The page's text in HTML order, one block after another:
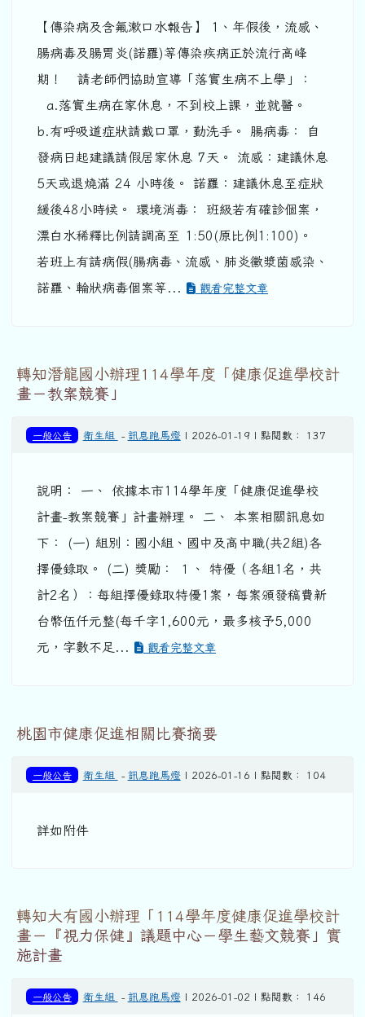
【傳染病及含氟漱口水報告】 1、年假後，流感、
腸病毒及腸胃炎(諾羅)等傳染疾病正於流行高峰
期！ 請老師們協助宣導「落實生病不上學」：
a.落實生病在家休息，不到校上課，並就醫。
b.有呼吸道症狀請戴口罩，勤洗手。 腸病毒： 自
發病日起建議請假居家休息 7天。 流感：建議休息
5天或退燒滿 24 小時後。 諾羅：建議休息至症狀
緩後48小時候。 環境消毒： 班級若有確診個案，
漂白水稀釋比例請調高至 1:50(原比例1:100)。
若班上有請病假(腸病毒、流感、肺炎黴漿菌感染、
諾羅、輪狀病毒個案等...
觀看完整文章
轉知潛龍國小辦理114學年度「健康促進學校計
畫－教案競賽」
一般公告 衛生組 - 訊息跑馬燈| 2026-01-19 | 點閱數： 137
說明： 一、 依據本市114學年度「健康促進學校
計畫-教案競賽」計畫辦理。 二、 本案相關訊息如
下： (一) 組別：國小組、國中及高中職(共2組)各
擇優錄取。 (二) 獎勵： １、 特優（各組1名，共
計2名）：每組擇優錄取特優1案，每案頒發稿費新
台幣伍仟元整(每千字1,600元，最多核予5,000
元，字數不足...
觀看完整文章
桃園市健康促進相關比賽摘要
一般公告 衛生組 - 訊息跑馬燈| 2026-01-16 | 點閱數： 104
詳如附件
轉知大有國小辦理「114學年度健康促進學校計
畫－『視力保健』議題中心－學生藝文競賽」實
施計畫
一般公告 衛生組 - 訊息跑馬燈| 2026-01-02 | 點閱數： 146